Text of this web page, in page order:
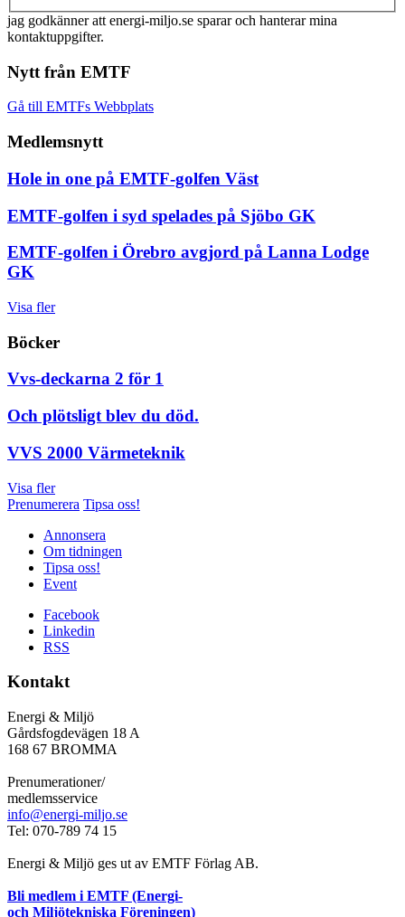
jag godkänner att energi-miljo.se sparar och hanterar mina
kontaktuppgifter.
Nytt från EMTF
Gå till EMTFs Webbplats
Medlemsnytt
Hole in one på EMTF-golfen Väst
EMTF-golfen i syd spelades på Sjöbo GK
EMTF-golfen i Örebro avgjord på Lanna Lodge
GK
Visa fler
Böcker
Vvs-deckarna 2 för 1
Och plötsligt blev du död.
VVS 2000 Värmeteknik
Visa fler
Prenumerera Tipsa oss!
Annonsera
Om tidningen
Tipsa oss!
Event
Facebook
Linkedin
RSS
Kontakt
Energi & Miljö
Gårdsfogdevägen 18 A
168 67 BROMMA
Prenumerationer/
medlemsservice
info@energi-miljo.se
Tel: 070-789 74 15
Energi & Miljö ges ut av EMTF Förlag AB.
Bli medlem i EMTF (Energi-
och Miljötekniska Föreningen)